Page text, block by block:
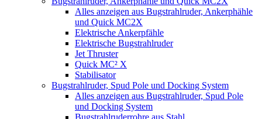
Alles anzeigen aus Bugstrahlruder, Ankerphähle
und Quick MC2X
Elektrische Ankerpfähle
Elektrische Bugstrahlruder
Jet Thruster
Quick MC² X
Stabilisator
Bugstrahlruder, Spud Pole und Docking System
Alles anzeigen aus Bugstrahlruder, Spud Pole
und Docking System
Bugstrahlruderrohre aus Stahl